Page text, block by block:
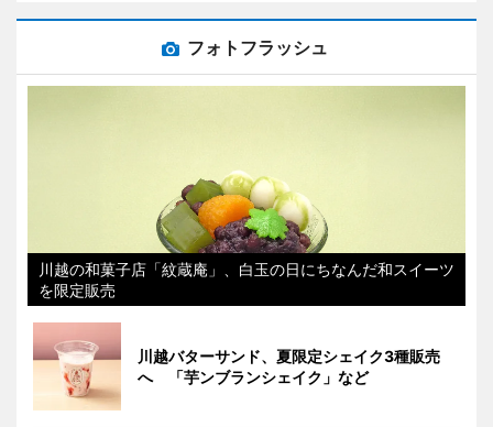
フォトフラッシュ
川越の和菓子店「紋蔵庵」、白玉の日にちなんだ和スイーツ
を限定販売
川越バターサンド、夏限定シェイク3種販売
へ 「芋ンブランシェイク」など